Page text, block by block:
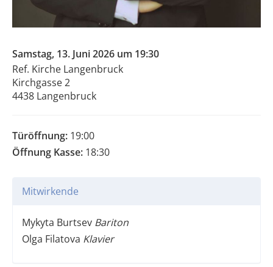
Samstag, 13. Juni 2026 um 19:30
Ref. Kirche Langenbruck
Kirchgasse 2
4438 Langenbruck
Türöffnung: 19:00
Öffnung Kasse: 18:30
Mitwirkende
Mykyta Burtsev Bariton
Olga Filatova Klavier